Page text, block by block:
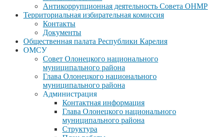
Антикоррупционная деятельность Совета ОНМР
Территориальная избирательная комиссия
Контакты
Документы
Общественная палата Республики Карелия
ОМСУ
Совет Олонецкого национального
муниципального района
Глава Олонецкого национального
муниципального района
Администрация
Контактная информация
Глава Олонецкого национального
муниципального района
Структура